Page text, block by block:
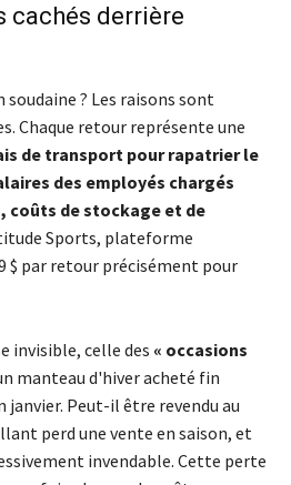
cachés derrière
? Les raisons sont
Chaque retour représente une
de transport pour rapatrier le
des employés chargés
coûts de stockage et de
Sports, plateforme
$ par retour précisément pour
invisible, celle des « occasions
manteau d'hiver acheté fin
Peut-il être revendu au
perd une vente en saison, et
invendable. Cette perte